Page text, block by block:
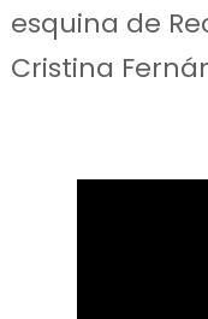
esquina de
Cristina